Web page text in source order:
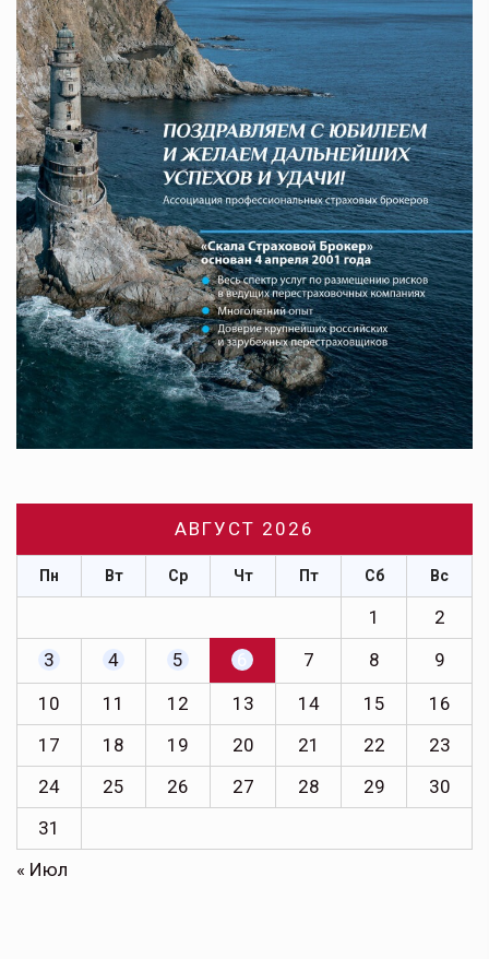
АВГУСТ 2026
Пн Вт Ср Чт Пт Сб Вс
1
2
3
4 5 6 7 8
9
10
11 12 13 14 15
16
17
18 19 20 21 22
23
24
25 26 27 28 29
30
31
« Июл